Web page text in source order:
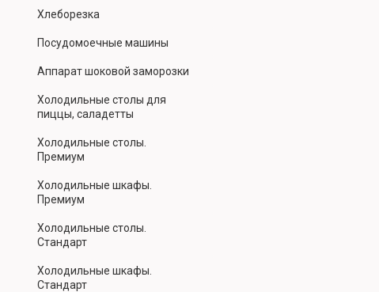
Хлеборезка
Посудомоечные машины
Аппарат шоковой заморозки
Холодильные столы для
пиццы, саладетты
Холодильные столы.
Премиум
Холодильные шкафы.
Премиум
Холодильные столы.
Стандарт
Холодильные шкафы.
Стандарт